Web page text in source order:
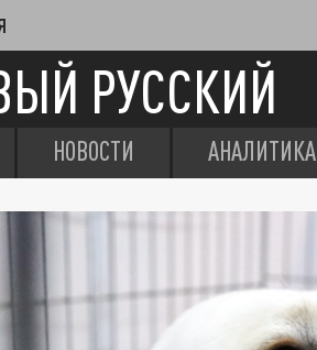
РУССКИЙ
НОВОСТИ АНАЛИТИКА